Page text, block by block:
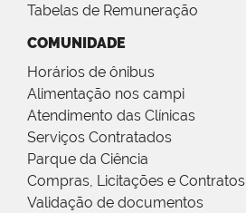
Tabelas de Remuneração
COMUNIDADE
Horários de ônibus
Alimentação nos campi
Atendimento das Clínicas
Serviços Contratados
Parque da Ciência
Compras, Licitações e Contratos
Validação de documentos